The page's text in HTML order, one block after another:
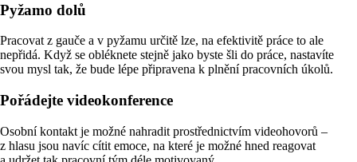
Pyžamo dolů
Pracovat z gauče a v pyžamu určitě lze, na efektivitě práce to ale
nepřidá. Když se obléknete stejně jako byste šli do práce, nastavíte
svou mysl tak, že bude lépe připravena k plnění pracovních úkolů.
Pořádejte videokonference
Osobní kontakt je možné nahradit prostřednictvím videohovorů –
z hlasu jsou navíc cítit emoce, na které je možné hned reagovat